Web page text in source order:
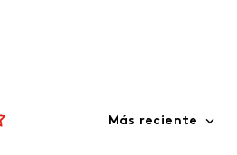
Más reciente